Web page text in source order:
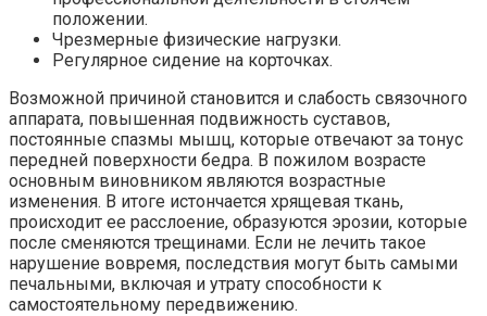
положении.
Чрезмерные физические нагрузки.
Регулярное сидение на корточках.
Возможной причиной становится и слабость связочного
аппарата, повышенная подвижность суставов,
постоянные спазмы мышц, которые отвечают за тонус
передней поверхности бедра. В пожилом возрасте
основным виновником являются возрастные
изменения. В итоге истончается хрящевая ткань,
происходит ее расслоение, образуются эрозии, которые
после сменяются трещинами. Если не лечить такое
нарушение вовремя, последствия могут быть самыми
печальными, включая и утрату способности к
самостоятельному передвижению.